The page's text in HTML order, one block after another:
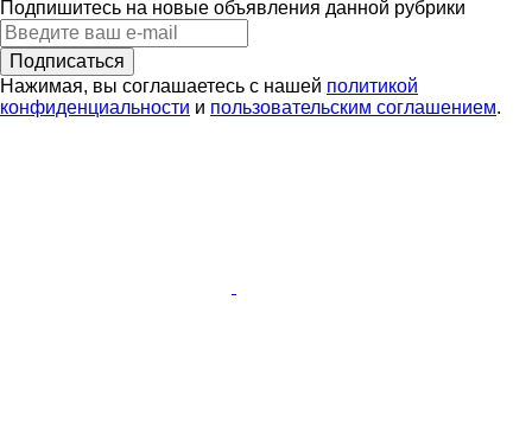
Подпишитесь на новые объявления данной рубрики
Подписаться
Нажимая, вы соглашаетесь с нашей политикой
конфиденциальности и пользовательским соглашением.